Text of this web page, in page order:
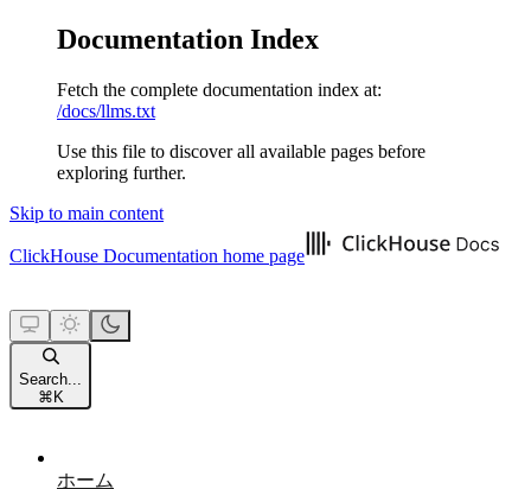
Documentation Index
Fetch the complete documentation index at:
/docs/llms.txt
Use this file to discover all available pages before
exploring further.
Skip to main content
ClickHouse Documentation home page
Search...
⌘ K
ホーム